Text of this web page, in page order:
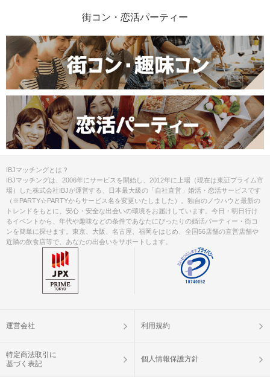
街コン・恋活パーティー
IBJマッチングとは？
IBJマッチングは、2006年にサービスを開始し、2012年に上場（現在は東証プライム市
場）した株式会社IBJが運営する、日本最大級の「自社直営」婚活・恋活サービスです
（※PARTY☆PARTYからサービス名を変更いたしました）。独自のノウハウと最新の
トレンドをもとに、安心・安全な出会いの環境をお届けしています。今日・明日行け
るイベントから、年代や趣味などの条件であなたにぴったりの婚活パーティー・街コ
ンを簡単に探せます。東京、大阪、名古屋、福岡をはじめ、全国56店舗の直営店舗や
近隣の飲食店等で、あなたの出会いをサポートします。
運営会社 利用規約
特定商法取引に
基づく表記
個人情報保護方針